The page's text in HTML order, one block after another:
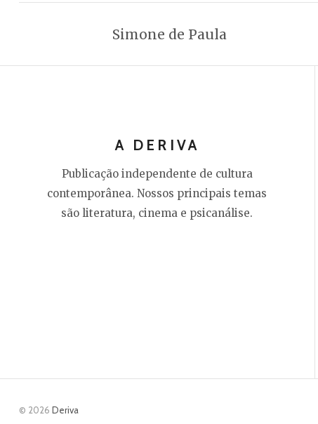
Simone de Paula
A DERIVA
Publicação independente de cultura
contemporânea. Nossos principais temas
são literatura, cinema e psicanálise.
© 2026 Deriva